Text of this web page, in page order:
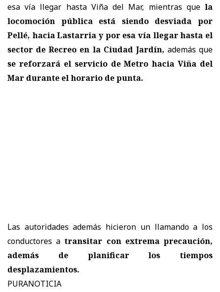
esa vía llegar hasta Viña del Mar, mientras quela
locomoción pública está siendo desviada por
Pellé, hacia Lastarria y por esa vía llegar hasta el
sector de Recreo en la Ciudad Jardín, además que
se reforzará el servicio de Metro hacia Viña del
Mar durante el horario de punta.
Las autoridades además hicieron un llamando a los
conductores atransitar con extrema precaución,
además de planificar los tiempos
desplazamientos.
PURANOTICIA